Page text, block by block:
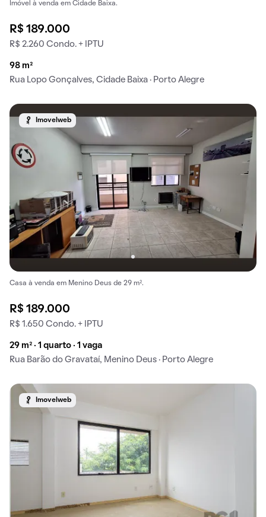
Imóvel à venda em Cidade Baixa.
R$ 189.000
R$ 2.260 Condo. + IPTU
98 m²
Rua Lopo Gonçalves, Cidade Baixa · Porto Alegre
Imovelweb
Casa à venda em Menino Deus de 29 m².
R$ 189.000
R$ 1.650 Condo. + IPTU
29 m² · 1 quarto · 1 vaga
Rua Barão do Gravataí, Menino Deus · Porto Alegre
Imovelweb